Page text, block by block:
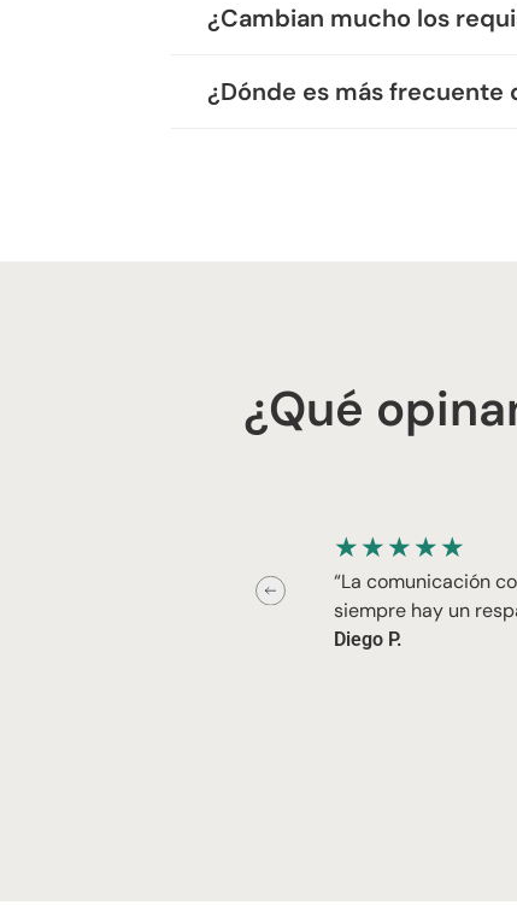
¿Cambian mucho los
¿Dónde es más frecuente
¿Qué
★★★★★
“La comunicación
siempre hay un
Diego P.